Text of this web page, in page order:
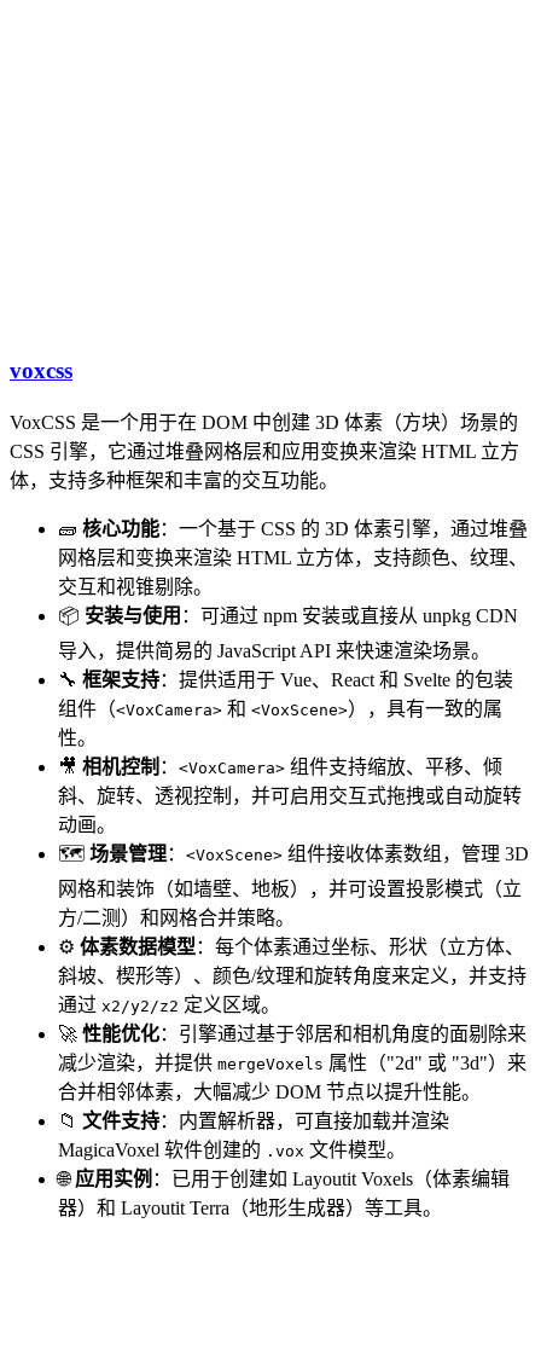
voxcss
VoxCSS 是一个用于在 DOM 中创建 3D 体素（方块）场景的
CSS 引擎，它通过堆叠网格层和应用变换来渲染 HTML 立方
体，支持多种框架和丰富的交互功能。
🧱 核心功能：一个基于 CSS 的 3D 体素引擎，通过堆叠
网格层和变换来渲染 HTML 立方体，支持颜色、纹理、
交互和视锥剔除。
📦 安装与使用 ：可通过 npm 安装或直接从 unpkg CDN
导入，提供简易的 JavaScript API 来快速渲染场景。
🔧 框架支持：提供适用于 Vue、React 和 Svelte 的包装
组件（<VoxCamera> 和 <VoxScene>），具有一致的属
性。
🎥 相机控制 ： <VoxCamera> 组件支持缩放、平移、倾
斜、旋转、透视控制，并可启用交互式拖拽或自动旋转
动画。
🗺️ 场景管理： <VoxScene> 组件接收体素数组，管理 3D
网格和装饰（如墙壁、地板），并可设置投影模式（立
方/二测）和网格合并策略。
⚙️ 体素数据模型 ：每个体素通过坐标、形状（立方体、
斜坡、楔形等）、颜色/纹理和旋转角度来定义，并支持
通过 x2/y2/z2 定义区域。
🚀 性能优化：引擎通过基于邻居和相机角度的面剔除来
减少渲染，并提供 mergeVoxels 属性（"2d" 或 "3d"）来
合并相邻体素，大幅减少 DOM 节点以提升性能。
📁 文件支持：内置解析器，可直接加载并渲染
MagicaVoxel 软件创建的 .vox 文件模型。
🌐应用实例 ：已用于创建如 Layoutit Voxels（体素编辑
器）和 Layoutit Terra（地形生成器）等工具。